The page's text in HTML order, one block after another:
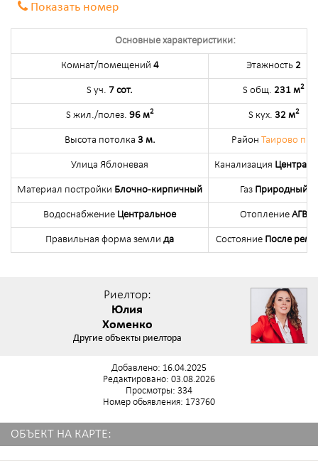
Показать номер
Основные характеристики:
Комнат/помещений 4 Этажность 2
S уч. 7 сот. S общ. 231 м2
S жил./полез. 96 м2 S кух. 32 м2
Высота потолка 3 м. Район Таирово пгт.
Улица Яблоневая Канализация
Материал постройки Блочно-кирпичный Газ Природный
Водоснабжение Центральное Отопление АГВ
Правильная форма земли да Состояние После
Риелтор:
Юлия
Хоменко
Другие объекты риелтора
Добавлено: 16.04.2025
Редактировано: 03.08.2026
Просмотры: 334
Номер обьявления: 173760
ОБЪЕКТ НА КАРТЕ: